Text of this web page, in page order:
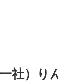
社）り